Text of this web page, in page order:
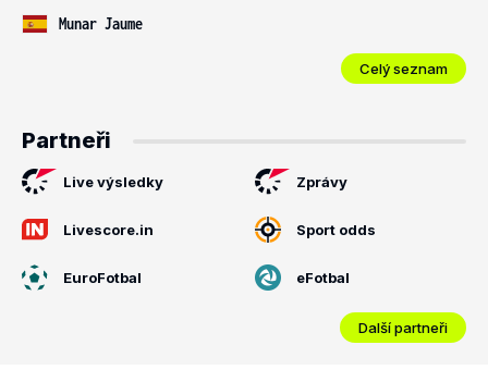
Munar Jaume
Celý seznam
Partneři
Live výsledky Zprávy
Livescore.in Sport odds
EuroFotbal eFotbal
Další partneři